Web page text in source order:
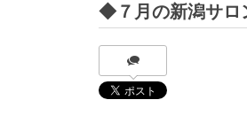
◆７月の新潟サロ